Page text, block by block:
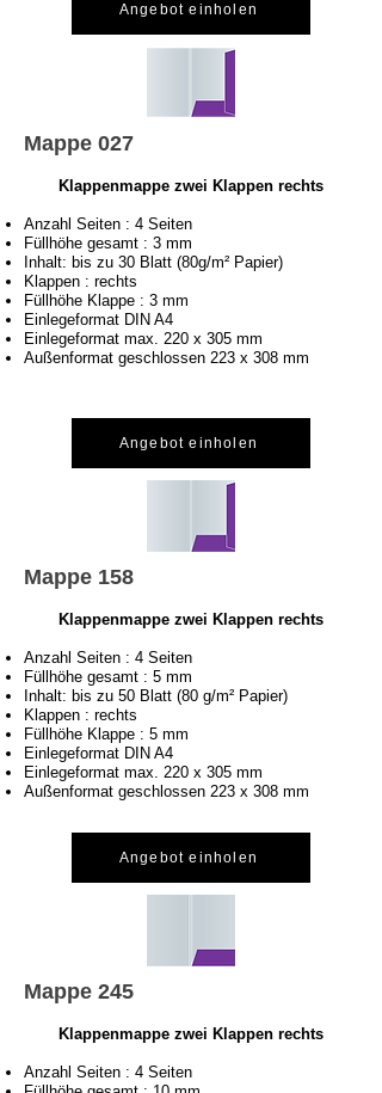
Angebot einholen
Mappe 027
Klappenmappe zwei Klappen rechts
Anzahl Seiten : 4 Seiten
Füllhöhe gesamt : 3 mm
Inhalt: bis zu 30 Blatt (80g/m² Papier)
Klappen : rechts
Füllhöhe Klappe : 3 mm
Einlegeformat DIN A4
Einlegeformat max. 220 x 305 mm
Außenformat geschlossen 223 x 308 mm
Angebot einholen
Mappe 158
Klappenmappe zwei Klappen rechts
Anzahl Seiten : 4 Seiten
Füllhöhe gesamt : 5 mm
Inhalt: bis zu 50 Blatt (80 g/m² Papier)
Klappen : rechts
Füllhöhe Klappe : 5 mm
Einlegeformat DIN A4
Einlegeformat max. 220 x 305 mm
Außenformat geschlossen 223 x 308 mm
Angebot einholen
Mappe 245
Klappenmappe zwei Klappen rechts
Anzahl Seiten : 4 Seiten